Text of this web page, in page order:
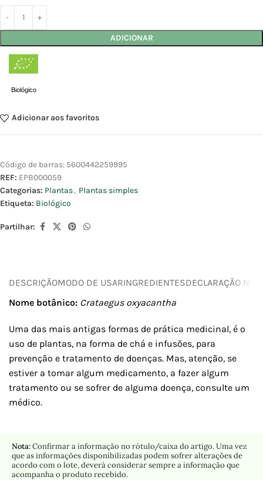
ADICIONAR
Biológico
Adicionar aos favoritos
Código de barras: 5600442259995
REF: EPB000059
Categorias: Plantas, Plantas simples
Etiqueta: Biológico
Partilhar:
DESCRIÇÃOMODO DE USARINGREDIENTESDECLARAÇÃO
Nome botânico: Crataegus oxyacantha
Uma das mais antigas formas de prática medicinal, é o
uso de plantas, na forma de chá e infusões, para
prevenção e tratamento de doenças. Mas, atenção, se
estiver a tomar algum medicamento, a fazer algum
tratamento ou se sofrer de alguma doença, consulte um
médico.
Nota:Confirmar a informação no rótulo/caixa do artigo. Uma vez
que as informações disponibilizadas podem sofrer alterações de
acordo com o lote, deverá considerar sempre a informação que
acompanha o produto recebido.